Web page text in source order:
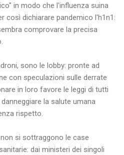
in modo che l'influenza suina
così dichiarare pandemico l'h1n1:
comprovare la precisa
sono le lobby: pronte ad
con speculazioni sulle derrate
in loro favore le leggi di tutti
la salute umana
rispetto.
si sottraggono le case
dai ministeri dei singoli